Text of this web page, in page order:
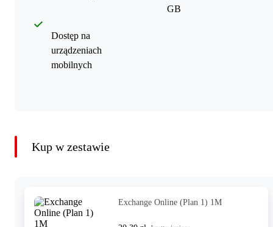
Dostęp na
urządzeniach
mobilnych
GB
Kup w zestawie
Exchange Online (Plan 1) 1M